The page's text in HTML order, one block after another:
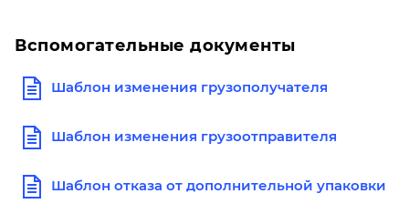
Вспомогательные документы
Шаблон изменения грузополучателя
Шаблон изменения грузоотправителя
Шаблон отказа от дополнительной упаковки